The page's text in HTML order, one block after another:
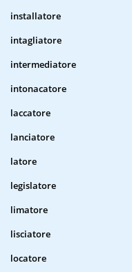
installatore
intagliatore
intermediatore
intonacatore
laccatore
lanciatore
latore
legislatore
limatore
lisciatore
locatore